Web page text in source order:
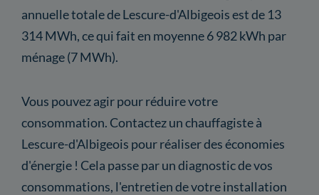
annuelle totale de Lescure-d'Albigeois est de 13
314 MWh, ce qui fait en moyenne 6 982 kWh par
ménage (7 MWh).
Vous pouvez agir pour réduire votre
consommation. Contactez un chauffagiste à
Lescure-d'Albigeois pour réaliser des économies
d'énergie ! Cela passe par un diagnostic de vos
consommations, l'entretien de votre installation